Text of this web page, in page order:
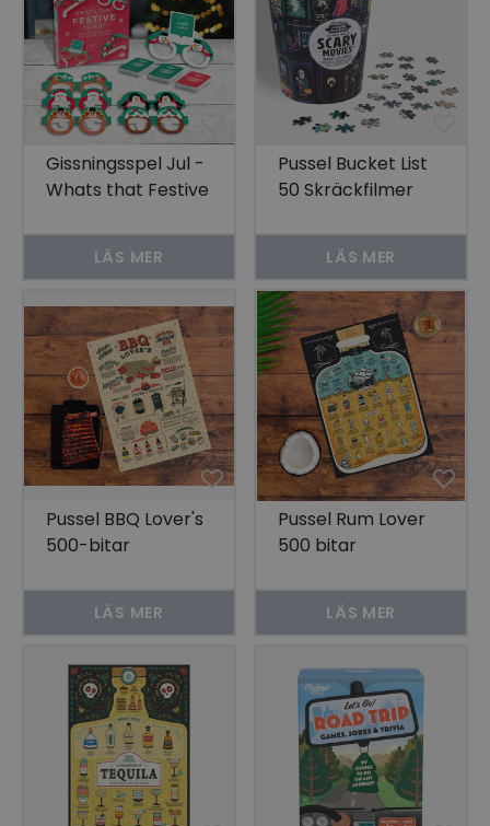
Gissningsspel Jul -
Whats that Festive
LÄS MER
Pussel Bucket List
50 Skräckfilmer
LÄS MER
Pussel BBQ Lover's
500-bitar
LÄS MER
Pussel Rum Lover
500 bitar
LÄS MER